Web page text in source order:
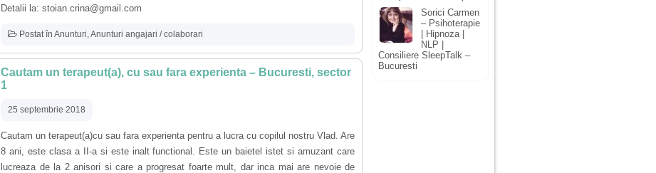
Detalii la: stoian.crina@gmail.com
Postat în Anunturi,Anunturi angajari / colaborari
Cautam un terapeut(a), cu sau fara experienta – Bucuresti, sector
1
25 septembrie 2018
Cautam un terapeut(a)cu sau fara experienta pentru a lucra cu copilul nostru Vlad. Are
8 ani, este clasa a II-a si este inalt functional. Este un baietel istet si amuzant care
lucreaza de la 2 anisori si care a progresat foarte mult, dar inca mai are nevoie de
Sorici Carmen
– Psihoterapie
| Hipnoza |
NLP |
Consiliere SleepTalk –
Bucuresti